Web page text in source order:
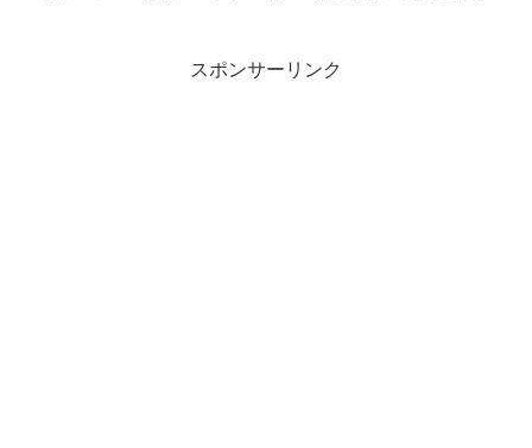
スポンサーリンク